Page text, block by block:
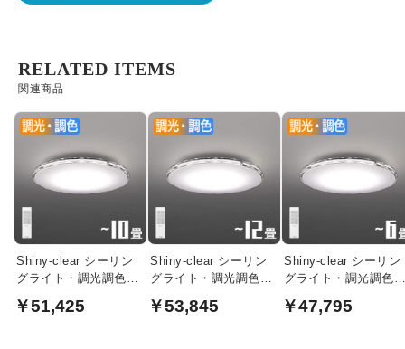
関連商品
RELATED ITEMS
Shiny-clear シーリン
グライト・調光調色リ
￥51,425
Shiny-clear シーリン
グライト・調光調色リ
￥53,845
Shiny-clear シーリン
グライト・調光調色
￥47,795